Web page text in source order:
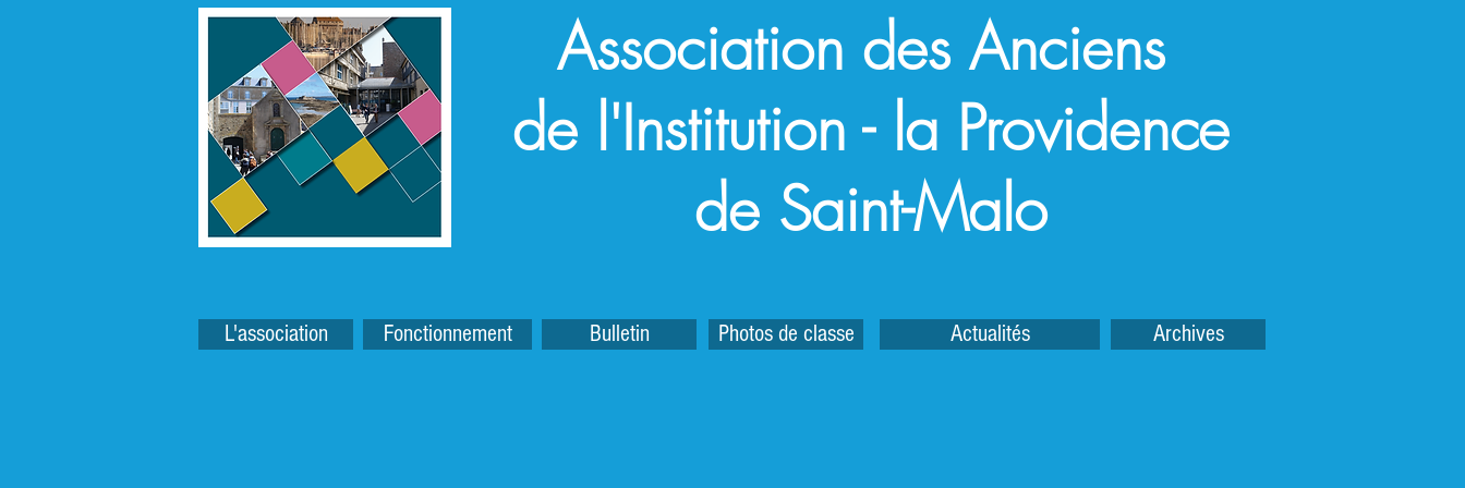
Association des Anciens
de l'Institution - la Providence
de Saint-Malo
L'association Fonctionnement Bulletin Photos de classe Actualités Archives